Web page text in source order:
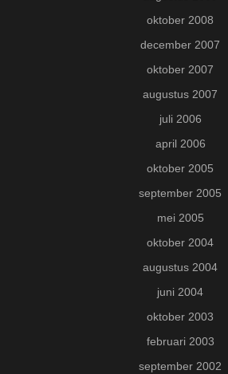
oktober 2008
december 2007
oktober 2007
augustus 2007
juli 2006
april 2006
oktober 2005
september 2005
mei 2005
oktober 2004
augustus 2004
juni 2004
oktober 2003
februari 2003
september 2002